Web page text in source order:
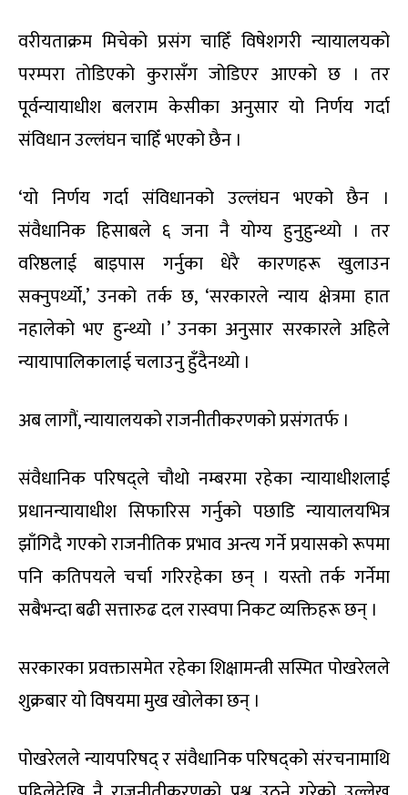
वरीयताक्रम मिचेको प्रसंग चाहिँ विषेशगरी न्यायालयको
परम्परा तोडिएको कुरासँग जोडिएर आएको छ । तर
पूर्वन्यायाधीश बलराम केसीका अनुसार यो निर्णय गर्दा
संविधान उल्लंघन चाहिँ भएको छैन ।
‘यो निर्णय गर्दा संविधानको उल्लंघन भएको छैन ।
संवैधानिक हिसाबले ६ जना नै योग्य हुनुहुन्थ्यो । तर
वरिष्ठलाई बाइपास गर्नुका धेरै कारणहरू खुलाउन
सक्नुपर्थ्यो,’ उनको तर्क छ, ‘सरकारले न्याय क्षेत्रमा हात
नहालेको भए हुन्थ्यो ।’ उनका अनुसार सरकारले अहिले
न्यायापालिकालाई चलाउनु हुँदैनथ्यो ।
अब लागौं, न्यायालयको राजनीतीकरणको प्रसंगतर्फ ।
संवैधानिक परिषद्ले चौथो नम्बरमा रहेका न्यायाधीशलाई
प्रधानन्यायाधीश सिफारिस गर्नुको पछाडि न्यायालयभित्र
झाँगिदै गएको राजनीतिक प्रभाव अन्त्य गर्ने प्रयासको रूपमा
पनि कतिपयले चर्चा गरिरहेका छन् । यस्तो तर्क गर्नेमा
सबैभन्दा बढी सत्तारुढ दल रास्वपा निकट व्यक्तिहरू छन् ।
सरकारका प्रवक्तासमेत रहेका शिक्षामन्त्री सस्मित पोखरेलले
शुक्रबार यो विषयमा मुख खोलेका छन् ।
पोखरेलले न्यायपरिषद् र संवैधानिक परिषद्को संरचनामाथि